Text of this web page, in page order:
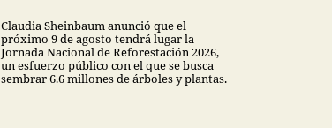
Claudia Sheinbaum anunció que el
próximo 9 de agosto tendrá lugar la
Jornada Nacional de Reforestación 2026,
un esfuerzo público con el que se busca
sembrar 6.6 millones de árboles y plantas.